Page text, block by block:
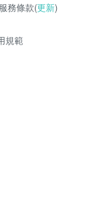
務條款(更新)
規範